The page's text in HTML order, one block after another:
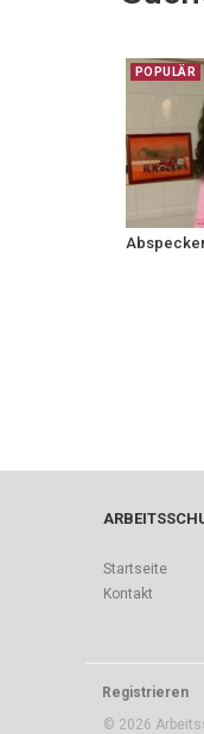
POPULÄR
Startseite
Kontakt
Registrieren
© 2026